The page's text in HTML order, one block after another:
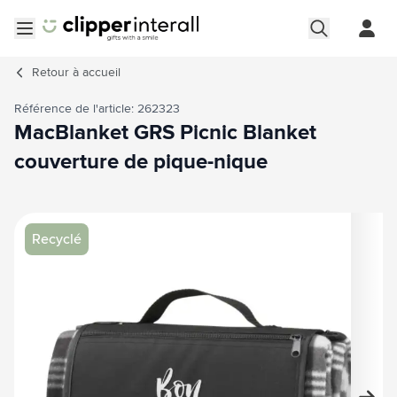
Retour à accueil
Recyclé
Image principale
Cliquez pour voir l'image en plein écran
Référence de l'article: 262323
MacBlanket GRS Picnic Blanket
couverture de pique-nique